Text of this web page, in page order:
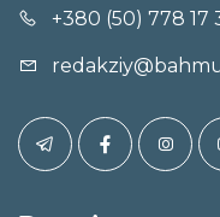
+380 (50) 778 17